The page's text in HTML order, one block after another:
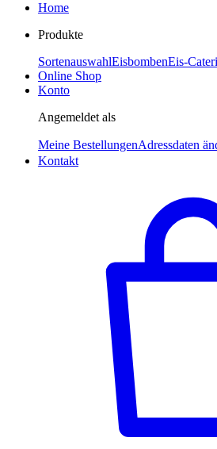
Home
Produkte
SortenauswahlEisbombenEis-
Online Shop
Konto
Angemeldet als
Meine BestellungenAdressdaten
Kontakt